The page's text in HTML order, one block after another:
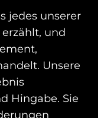
jedes unserer
und
Unsere
Hingabe. Sie